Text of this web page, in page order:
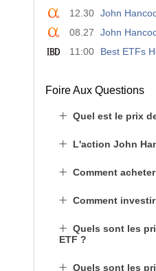
12.30 John
08.27
John
11:00
Best ETFs
Foire Aux Questions
Quel est le prix
L'action John
Comment
Comment
Quels sont les
ETF ?
Quels sont les